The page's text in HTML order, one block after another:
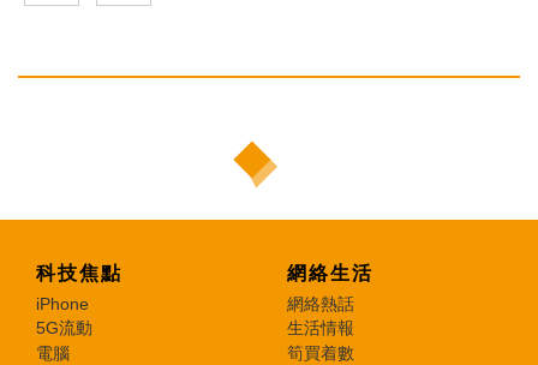
科技焦點
iPhone
5G流動
電腦
網絡生活
網絡熱話
生活情報
筍買着數